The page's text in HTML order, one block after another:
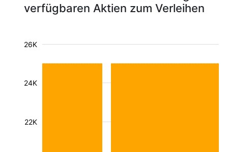
verfügbaren Aktien zum Verleihen
22K
24K
26K